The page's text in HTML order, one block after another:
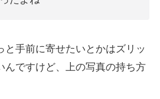
と手前に寄せたいとかはズリッ
んですけど、上の写真の持ち方